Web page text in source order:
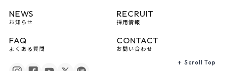
Scroll Top
NEWS
お知らせ
RECRUIT
採用情報
FAQ
よくある質問
CONTACT
お問い合わせ